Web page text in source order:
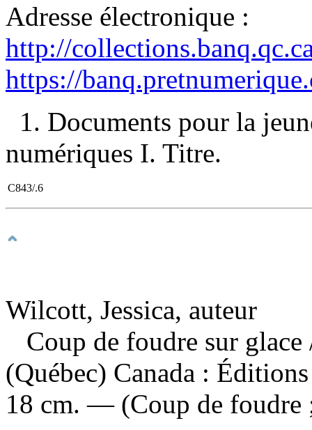
Adresse électronique :
http://
https://
1. Documents pour la
numériques I. Titre.
C843/.6
Wilcott, Jessica, auteur
Coup de foudre sur glace
(Québec) Canada :
18 cm. — (Coup de foudre